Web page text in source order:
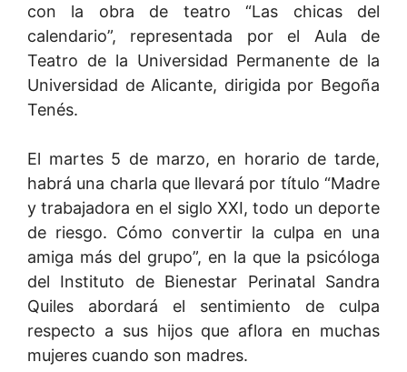
con la obra de teatro “Las chicas del
calendario”, representada por el Aula de
Teatro de la Universidad Permanente de la
Universidad de Alicante, dirigida por Begoña
Tenés.
El martes 5 de marzo, en horario de tarde,
habrá una charla que llevará por título “Madre
y trabajadora en el siglo XXI, todo un deporte
de riesgo. Cómo convertir la culpa en una
amiga más del grupo”, en la que la psicóloga
del Instituto de Bienestar Perinatal Sandra
Quiles abordará el sentimiento de culpa
respecto a sus hijos que aflora en muchas
mujeres cuando son madres.